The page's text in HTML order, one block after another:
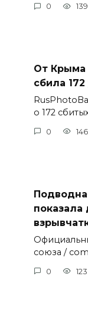
0 139
От Крыма
сбила
о 172
0 146
показала
союза /
0 123